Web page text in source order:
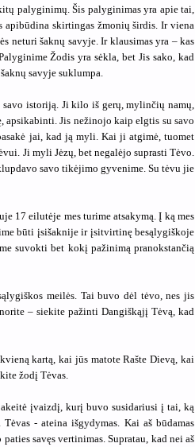
palyginimų. Šis palyginimas yra apie tai,
skirtingas žmonių širdis. Ir viena
neturi šaknų savyje. Ir klausimas yra – kas
Žodis yra sėkla, bet Jis sako, kad
savyje suklumpa.
istoriją. Ji kilo iš gerų, mylinčių namų,
apsikabinti. Jis nežinojo kaip elgtis su savo
jai, kad ją myli. Kai ji atgimė, tuomet
Ji myli Jėzų, bet negalėjo suprasti Tėvo.
savo tikėjimo gyvenime. Su tėvu jie
17 eilutėje mes turime atsakymą. Į ką mes
būti įsišaknije ir įsitvirtinę besąlygiškoje
suvokti bet kokį pažinimą pranokstančią
meilės. Tai buvo dėl tėvo, nes jis
– siekite pažinti Dangiškąjį Tėvą, kad
kartą, kai jūs matote Rašte Dievą, kai
žodį Tėvas.
įvaizdį, kurį buvo susidariusi į tai, ką
- ateina išgydymas. Kai aš būdamas
savęs vertinimas. Supratau, kad nei aš